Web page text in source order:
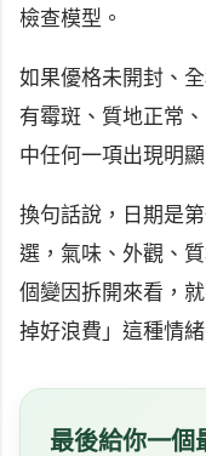
檢查模型。
如果優格未開封、
有霉斑、質地正常
中任何一項出現明
換句話說，日期是
選，氣味、外觀、
個變因拆開來看，
掉好浪費」這種情緒
最後給你一個